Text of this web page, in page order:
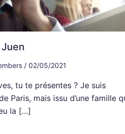
/ 02/05/2021
tu te présentes ? Je suis
Paris, mais issu d’une famille
la […]